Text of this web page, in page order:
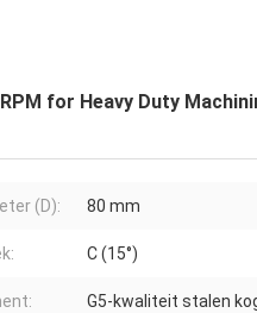
for Heavy Duty
(D): 80 mm
C (15°)
G5-kwaliteit stalen